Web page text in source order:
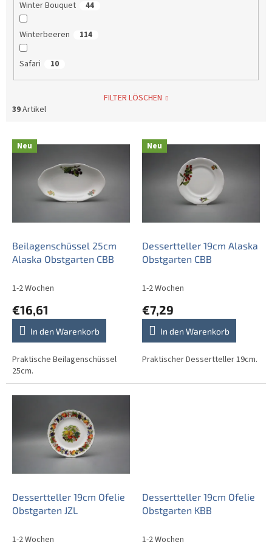
Winter Bouquet 44
Winterbeeren 114
Safari 10
FILTER LÖSCHEN
39Artikel
Neu
Beilagenschüssel 25cm
Alaska Obstgarten CBB
1-2 Wochen
€16,61
In den Warenkorb
Praktische Beilagenschüssel
25cm.
Neu
Dessertteller 19cm Alaska
Obstgarten CBB
1-2 Wochen
€7,29
In den Warenkorb
Praktischer Dessertteller 19cm.
Dessertteller 19cm Ofelie
Obstgarten JZL
1-2 Wochen
Dessertteller 19cm Ofelie
Obstgarten KBB
1-2 Wochen